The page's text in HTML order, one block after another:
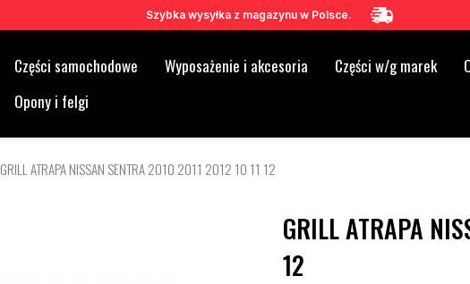
Szybka wysyłka z magazynu w Polsce.
Części samochodowe Wyposażenie i akcesoria Części w/g marek
Opony i felgi
GRILL ATRAPA NISSAN SENTRA 2010 2011 2012 10 11 12
GRILL ATRAPA
12